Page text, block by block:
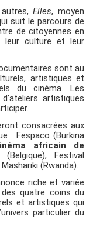
autres,Elles, moyen
suit le parcours de
de citoyennes en
culture et leur
sont au
artistiques et
du cinéma. Les
artistiques
consacrées aux
: Fespaco (Burkina
africain de
Festival
(Rwanda).
riche et variée
quatre coins du
et artistiques qui
particulier du